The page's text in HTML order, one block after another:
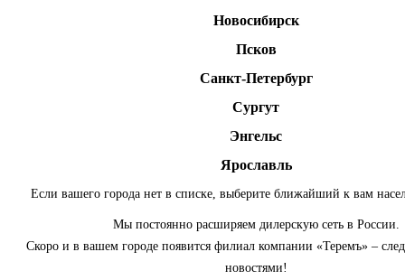
Новосибирск
Псков
Санкт-Петербург
Сургут
Энгельс
Ярославль
Если вашего города нет в списке, выберите ближайший к вам
Мы постоянно расширяем дилерскую сеть в России.
Скоро и в вашем городе появится филиал компании «Теремъ» –
новостями!